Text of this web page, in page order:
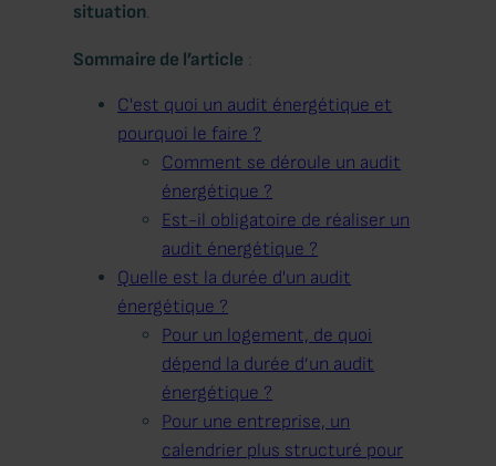
situation.
Sommaire de l’article :
C'est quoi un audit énergétique et
pourquoi le faire ?
Comment se déroule un audit
énergétique ?
Est-il obligatoire de réaliser un
audit énergétique ?
Quelle est la durée d'un audit
énergétique ?
Pour un logement, de quoi
dépend la durée d’un audit
énergétique ?
Pour une entreprise, un
calendrier plus structuré pour